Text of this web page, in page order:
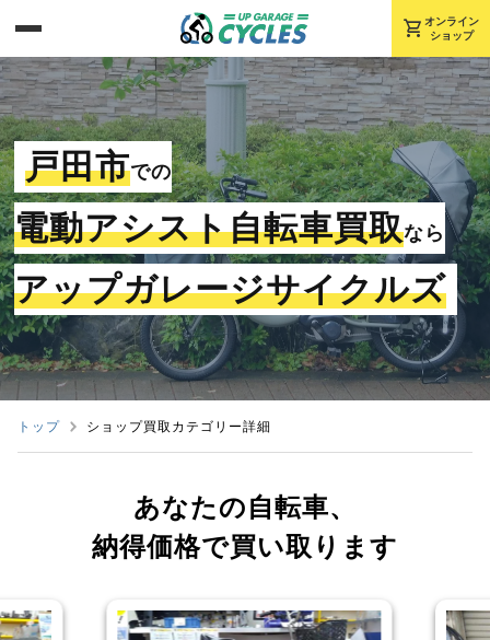
shopping_cart オンライン
ショップ
戸田市での
電動アシスト自転車買取なら
アップガレージサイクルズ
トップ ショップ買取カテゴリー詳細
あなたの自転車、
納得価格で買い取ります